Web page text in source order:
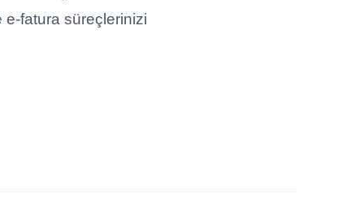
e-fatura süreçlerinizi